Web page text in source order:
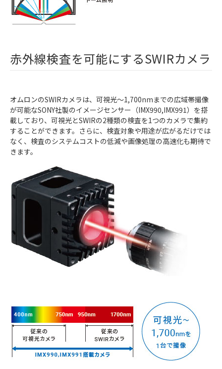
赤外線検査を可能にするSWIRカメラ
オムロンのSWIRカメラは、可視光～1,700nmまでの広域帯撮像
が可能なSONY社製のイメージセンサー（IMX990,IMX991）を搭
載しており、可視光とSWIRの2種類の検査を1つのカメラで集約
することができます。さらに、検査対象や用途が広がるだけでは
なく、検査のシステムコストの低減や画像処理の高速化も期待で
きます。